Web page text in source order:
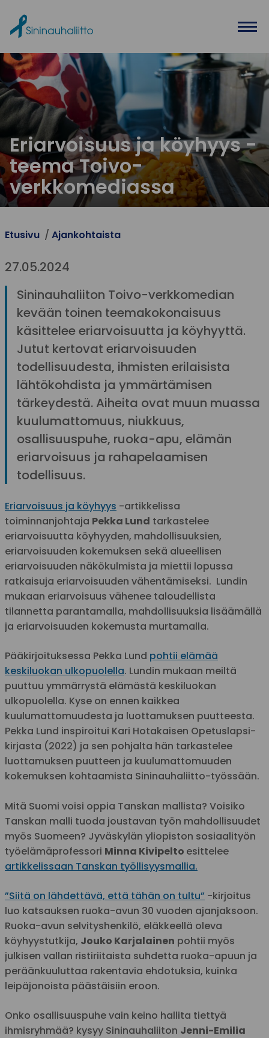
Eriarvoisuus ja köyhyys -
teema Toivo-
verkkomediassa
Etusivu Ajankohtaista
27.05.2024
Sininauhaliiton Toivo-verkkomedian
kevään toinen teemakokonaisuus
käsittelee eriarvoisuutta ja köyhyyttä.
Jutut kertovat eriarvoisuuden
todellisuudesta, ihmisten erilaisista
lähtökohdista ja ymmärtämisen
tärkeydestä. Aiheita ovat muun muassa
kuulumattomuus, niukkuus,
osallisuuspuhe, ruoka-apu, elämän
eriarvoisuus ja rahapelaamisen
todellisuus.
Eriarvoisuus ja köyhyys -artikkelissa
toiminnanjohtaja Pekka Lund tarkastelee
eriarvoisuutta köyhyyden, mahdollisuuksien,
eriarvoisuuden kokemuksen sekä alueellisen
eriarvoisuuden näkökulmista ja miettii lopussa
ratkaisuja eriarvoisuuden vähentämiseksi. Lundin
mukaan eriarvoisuus vähenee taloudellista
tilannetta parantamalla, mahdollisuuksia lisäämällä
ja eriarvoisuuden kokemusta murtamalla.
Pääkirjoituksessa Pekka Lund pohtii elämää
keskiluokan ulkopuolella. Lundin mukaan meiltä
puuttuu ymmärrystä elämästä keskiluokan
ulkopuolella. Kyse on ennen kaikkea
kuulumattomuudesta ja luottamuksen puutteesta.
Pekka Lund inspiroitui Kari Hotakaisen Opetuslapsi-
kirjasta (2022) ja sen pohjalta hän tarkastelee
luottamuksen puutteen ja kuulumattomuuden
kokemuksen kohtaamista Sininauhaliitto-työssään.
Mitä Suomi voisi oppia Tanskan mallista? Voisiko
Tanskan malli tuoda joustavan työn mahdollisuudet
myös Suomeen? Jyväskylän yliopiston sosiaalityön
työelämäprofessori Minna Kivipelto esittelee
artikkelissaan Tanskan työllisyysmallia.
”Siitä on lähdettävä, että tähän on tultu” -kirjoitus
luo katsauksen ruoka-avun 30 vuoden ajanjaksoon.
Ruoka-avun selvityshenkilö, eläkkeellä oleva
köyhyystutkija, Jouko Karjalainen pohtii myös
julkisen vallan ristiriitaista suhdetta ruoka-apuun ja
peräänkuuluttaa rakentavia ehdotuksia, kuinka
leipäjonoista päästäisiin eroon.
Onko osallisuuspuhe vain keino hallita tiettyä
ihmisryhmää? kysyy Sininauhaliiton Jenni-Emilia